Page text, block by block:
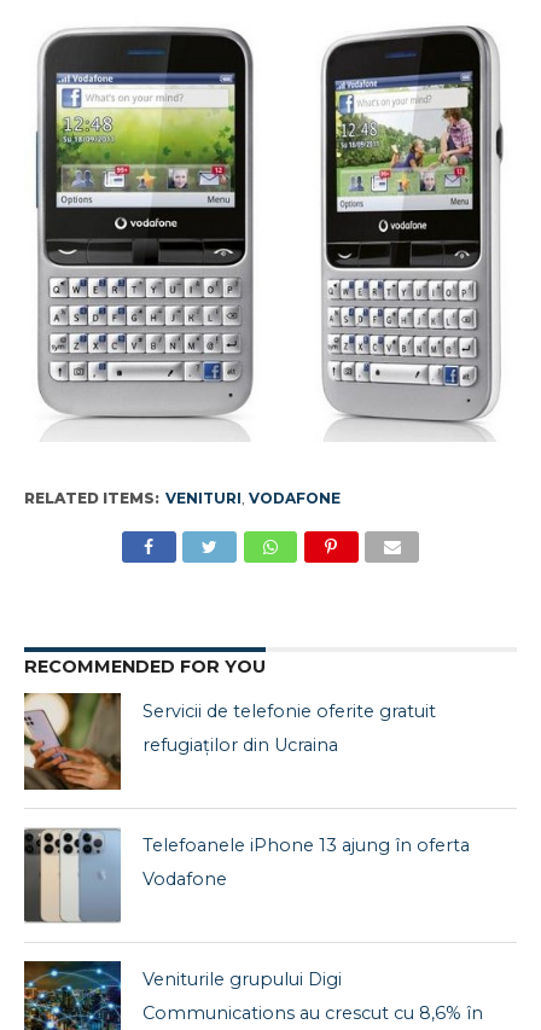
RELATED ITEMS: VENITURI, VODAFONE
RECOMMENDED FOR YOU
Servicii de telefonie oferite gratuit
refugiaţilor din Ucraina
Telefoanele iPhone 13 ajung în oferta
Vodafone
Veniturile grupului Digi
Communications au crescut cu 8,6% în